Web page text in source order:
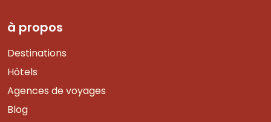
à propos
Destinations
Hôtels
Agences de voyages
Blog